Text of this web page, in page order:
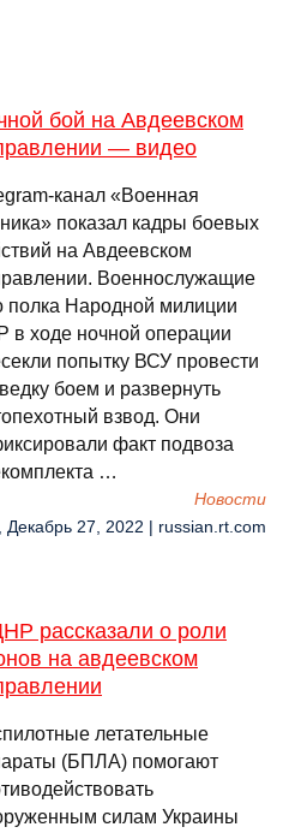
бой на Авдеевском
— видео
канал «Военная
показал кадры боевых
на Авдеевском
Военнослужащие
полка Народной милиции
в ходе ночной операции
попытку ВСУ провести
боем и развернуть
взвод. Они
факт подвоза
…
Новости
Декабрь 27, 2022 | russian.rt.com
рассказали о роли
на авдеевском
летательные
(БПЛА) помогают
силам Украины